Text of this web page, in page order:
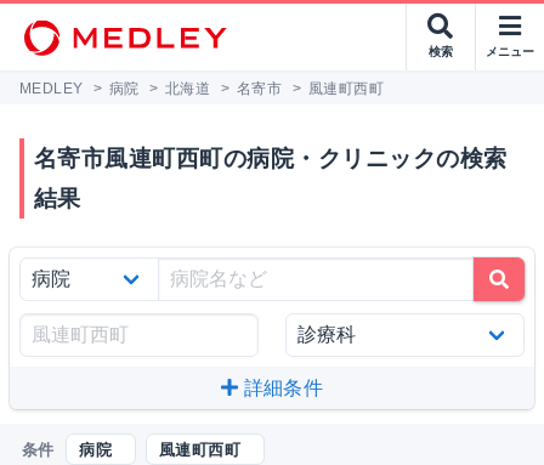
検索 メニュー
MEDLEY > 病院 > 北海道 > 名寄市 > 風連町西町
名寄市風連町西町の病院・クリニックの検索
結果
詳細条件
条件 病院 風連町西町